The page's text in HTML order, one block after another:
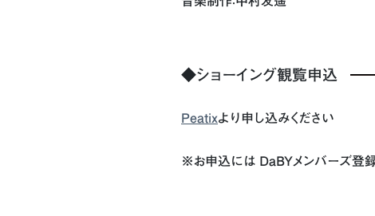
◆ショーイング観覧申込
Peatixより申し込みください
※お申込には DaBYメンバーズ登録